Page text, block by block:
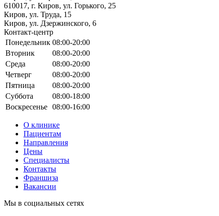
610017, г. Киров, ул. Горького, 25
Киров, ул. Труда, 15
Киров, ул. Дзержинского, 6
Контакт-центр
Понедельник 08:00-20:00
Вторник
08:00-20:00
Среда
08:00-20:00
Четверг
08:00-20:00
Пятница
08:00-20:00
Суббота
08:00-18:00
Воскресенье 08:00-16:00
О клинике
Пациентам
Направления
Цены
Специалисты
Контакты
Франшиза
Вакансии
Мы в социальных сетях